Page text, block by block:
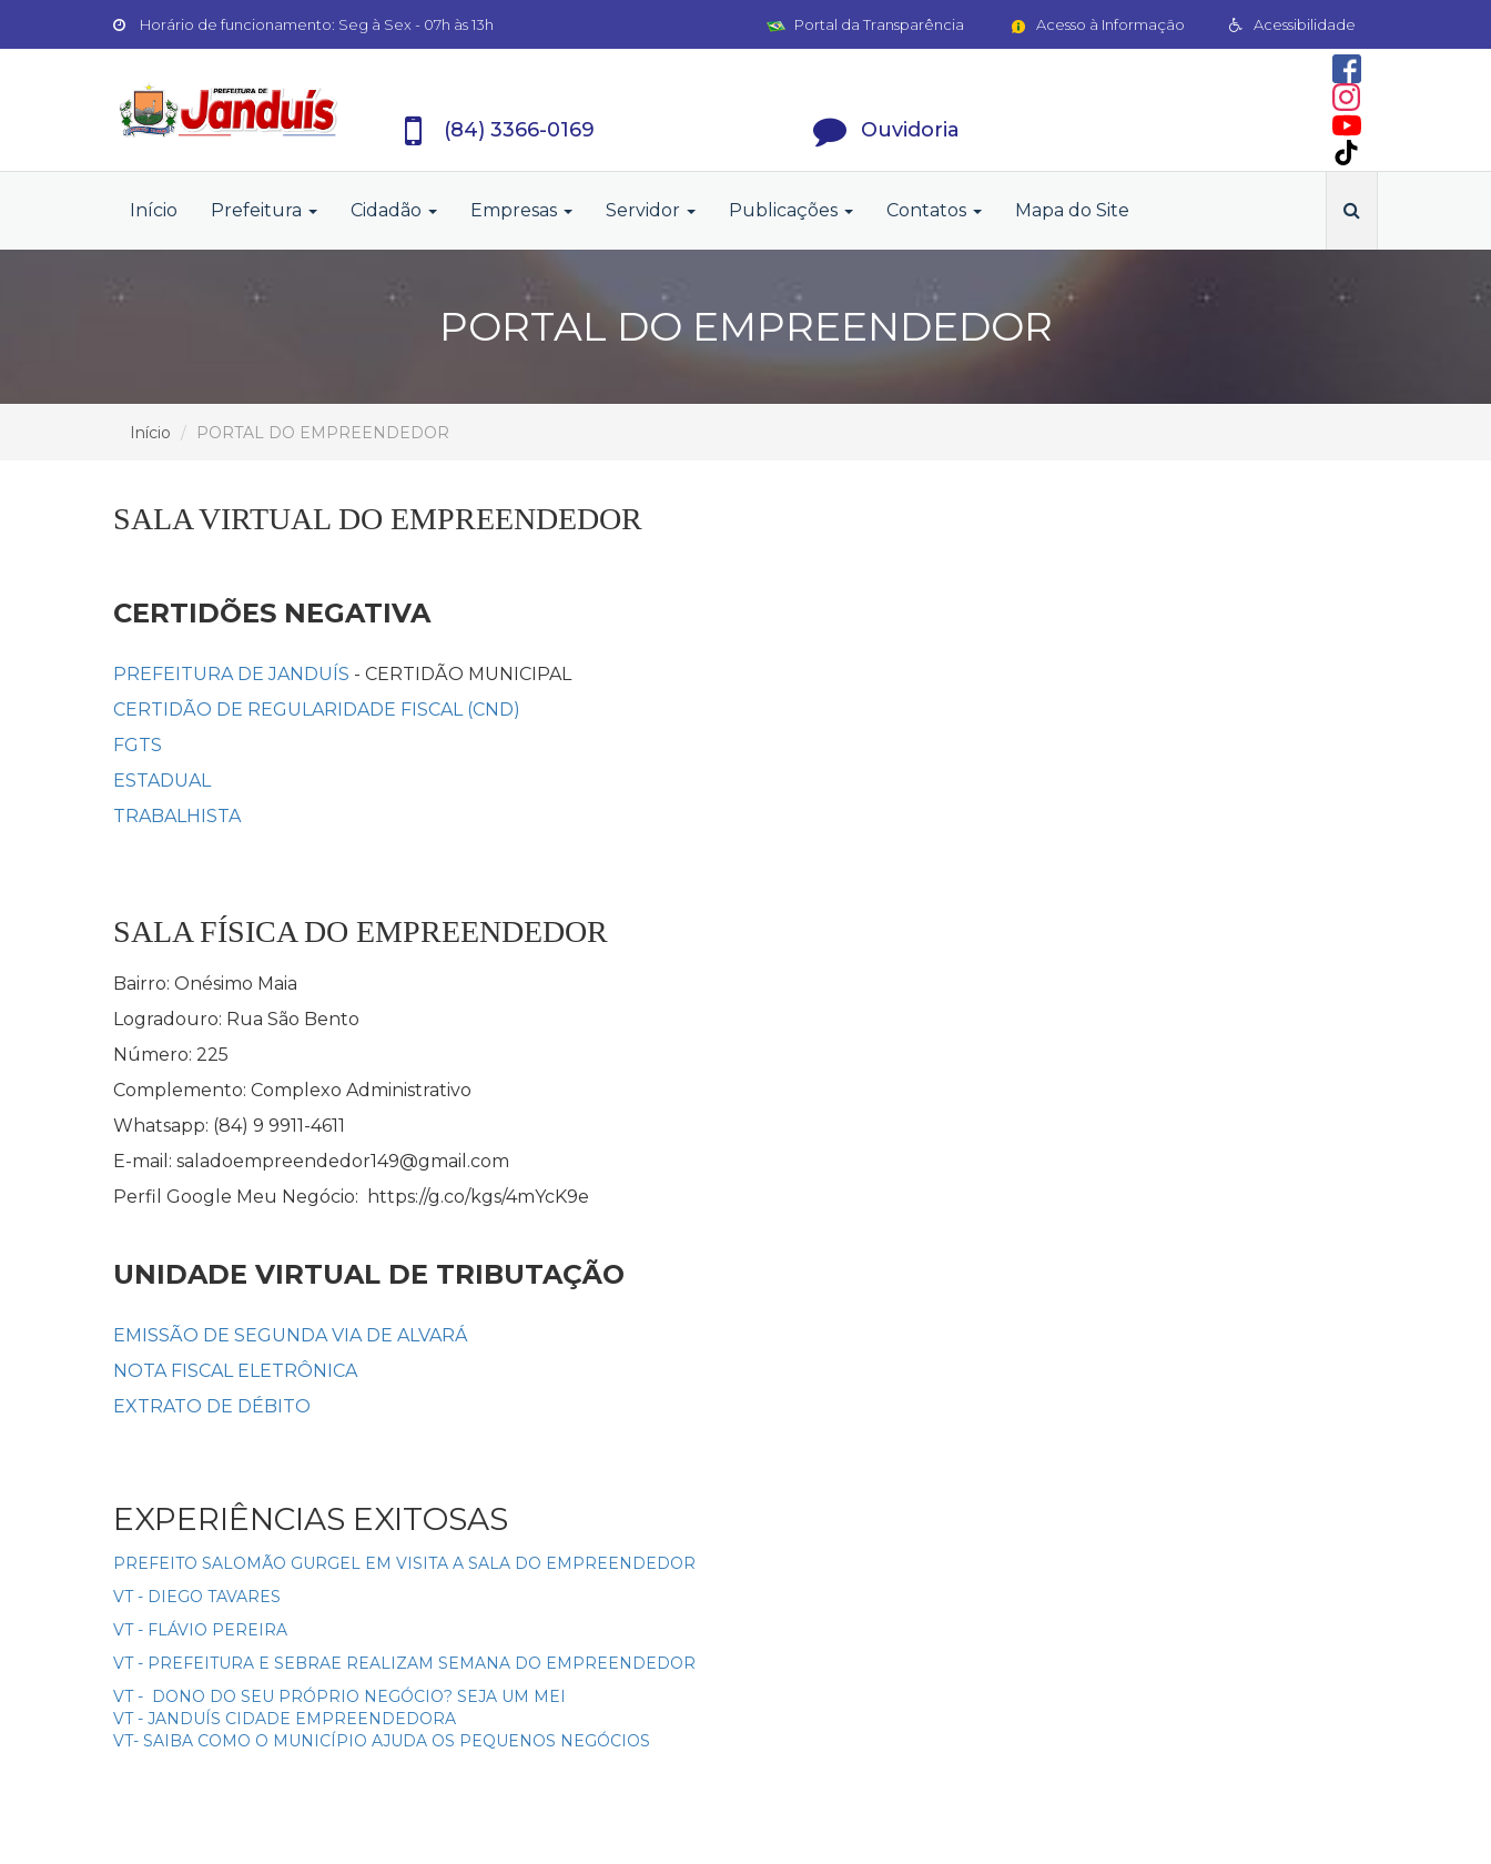
Horário de funcionamento: Seg à Sex - 07h às 13h Acessibilidade
Acesso à Informação
Portal da Transparência
(84) 3366-0169 Ouvidoria
Início Prefeitura Cidadão Empresas Servidor Publicações Contatos Mapa do Site
PORTAL DO EMPREENDEDOR
Início PORTAL DO EMPREENDEDOR
SALA VIRTUAL DO EMPREENDEDOR
CERTIDÕES NEGATIVA
PREFEITURA DE JANDUÍS - CERTIDÃO MUNICIPAL
CERTIDÃO DE REGULARIDADE FISCAL (CND)
FGTS
ESTADUAL
TRABALHISTA
SALA FÍSICA DO EMPREENDEDOR
Bairro: Onésimo Maia
Logradouro: Rua São Bento
Número: 225
Complemento: Complexo Administrativo
Whatsapp: (84) 9 9911-4611
E-mail: saladoempreendedor149@gmail.com
Perfil Google Meu Negócio: https://g.co/kgs/4mYcK9e
UNIDADE VIRTUAL DE TRIBUTAÇÃO
EMISSÃO DE SEGUNDA VIA DE ALVARÁ
NOTA FISCAL ELETRÔNICA
EXTRATO DE DÉBITO
EXPERIÊNCIAS EXITOSAS
PREFEITO SALOMÃO GURGEL EM VISITA A SALA DO EMPREENDEDOR
VT - DIEGO TAVARES
VT - FLÁVIO PEREIRA
VT - PREFEITURA E SEBRAE REALIZAM SEMANA DO EMPREENDEDOR
VT - DONO DO SEU PRÓPRIO NEGÓCIO? SEJA UM MEI
VT - JANDUÍS CIDADE EMPREENDEDORA
VT- SAIBA COMO O MUNICÍPIO AJUDA OS PEQUENOS NEGÓCIOS